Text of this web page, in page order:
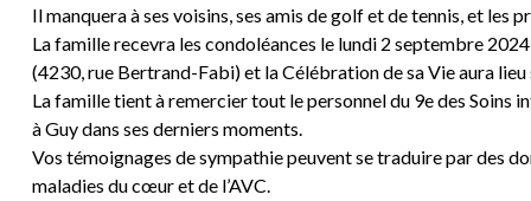
Il manquera à ses voisins, ses amis de golf et de tennis, et les
La famille recevra les condoléances le lundi 2 septembre
(4230, rue Bertrand-Fabi) et la Célébration de sa Vie aura lieu
La famille tient à remercier tout le personnel du 9e des Soins
à Guy dans ses derniers moments.
Vos témoignages de sympathie peuvent se traduire par des
maladies du cœur et de l’AVC.